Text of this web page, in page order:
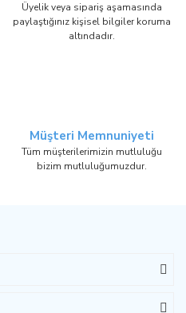
Üyelik veya sipariş aşamasında
paylaştığınız kişisel bilgiler koruma
altındadır.
Müşteri Memnuniyeti
Tüm müşterilerimizin mutluluğu
bizim mutluluğumuzdur.